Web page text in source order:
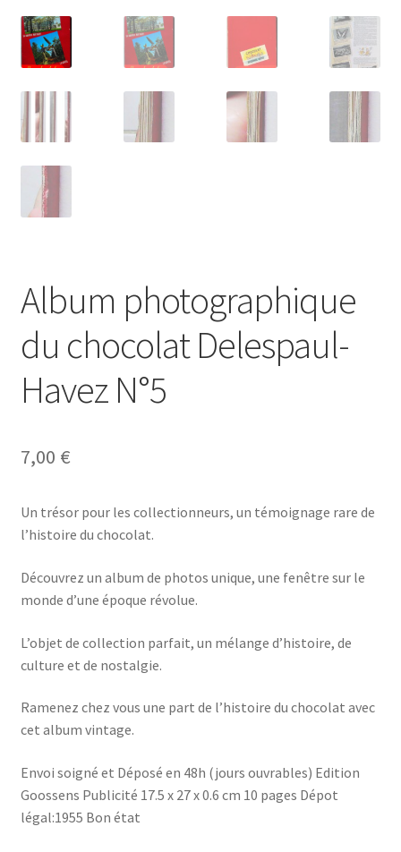
Album photographique
du chocolat Delespaul-
Havez N°5
7,00 €
Un trésor pour les collectionneurs, un témoignage rare de
l’histoire du chocolat.
Découvrez un album de photos unique, une fenêtre sur le
monde d’une époque révolue.
L’objet de collection parfait, un mélange d’histoire, de
culture et de nostalgie.
Ramenez chez vous une part de l’histoire du chocolat avec
cet album vintage.
Envoi soigné et Déposé en 48h (jours ouvrables) Edition
Goossens Publicité 17.5 x 27 x 0.6 cm 10 pages Dépot
légal:1955 Bon état